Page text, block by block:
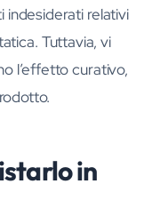
relativi
Tuttavia, vi
l’effetto curativo,
in